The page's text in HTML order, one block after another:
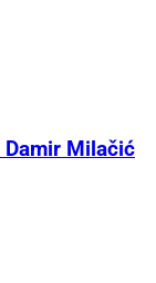
Damir Milačić